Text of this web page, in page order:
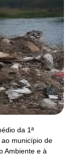
da 1ª
município de
Ambiente e à